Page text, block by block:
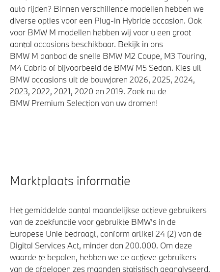
auto rijden? Binnen verschillende modellen hebben we
diverse opties voor een Plug-in Hybride occasion. Ook
voor BMW M modellen hebben wij voor u een groot
aantal occasions beschikbaar. Bekijk in ons
BMW M aanbod de snelle BMW M2 Coupe, M3 Touring,
M4 Cabrio of bijvoorbeeld de BMW M5 Sedan. Kies uit
BMW occasions uit de bouwjaren 2026, 2025, 2024,
2023, 2022, 2021, 2020 en 2019. Zoek nu de
BMW Premium Selection van uw dromen!
Marktplaats informatie
Het gemiddelde aantal maandelijkse actieve gebruikers
van de zoekfunctie voor gebruikte BMW's in de
Europese Unie bedraagt, conform artikel 24 (2) van de
Digital Services Act, minder dan 200.000. Om deze
waarde te bepalen, hebben we de actieve gebruikers
van de afgelopen zes maanden statistisch geanalyseerd,